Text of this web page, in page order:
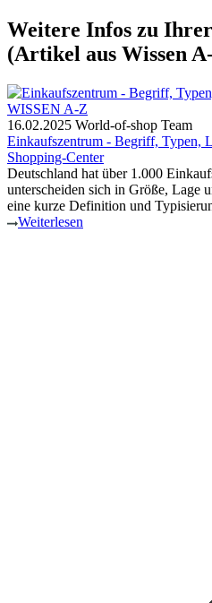
Weitere Infos zu
(Artikel aus Wissen
16.02.2025 World-of-shop Team
Einkaufszentrum - Begriff, Typen,
Shopping-Center
Deutschland hat über 1.000
unterscheiden sich in Größe, Lage
eine kurze Definition und
Weiterlesen